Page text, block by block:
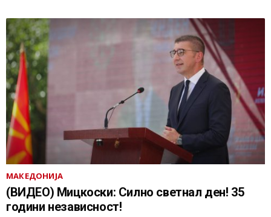
МАКЕДОНИЈА
(ВИДЕО) Мицкоски: Силно светнал ден! 35
години независност!